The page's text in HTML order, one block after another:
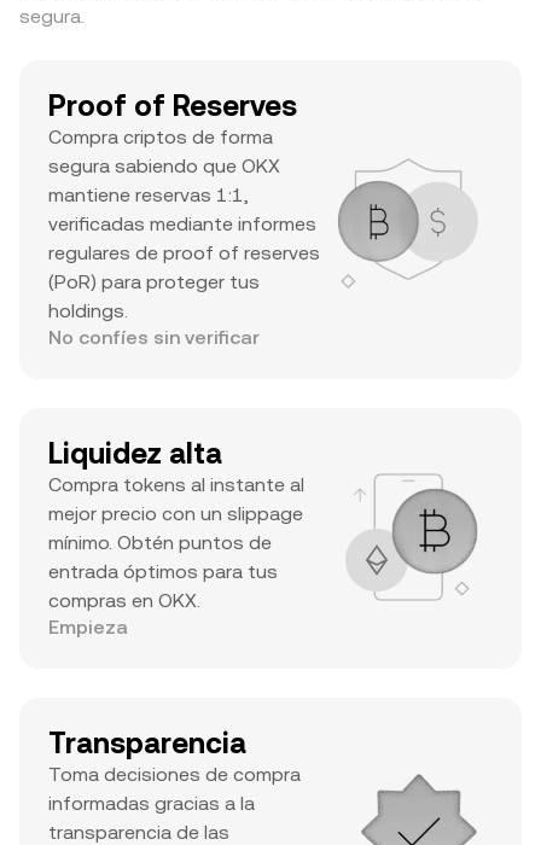
segura.
Proof of Reserves
Compra criptos de forma
segura sabiendo que OKX
mantiene reservas 1:1,
verificadas mediante informes
regulares de proof of reserves
(PoR) para proteger tus
holdings.
No confíes sin verificar
Liquidez alta
Compra tokens al instante al
mejor precio con un slippage
mínimo. Obtén puntos de
entrada óptimos para tus
compras en OKX.
Empieza
Transparencia
Toma decisiones de compra
informadas gracias a la
transparencia de las